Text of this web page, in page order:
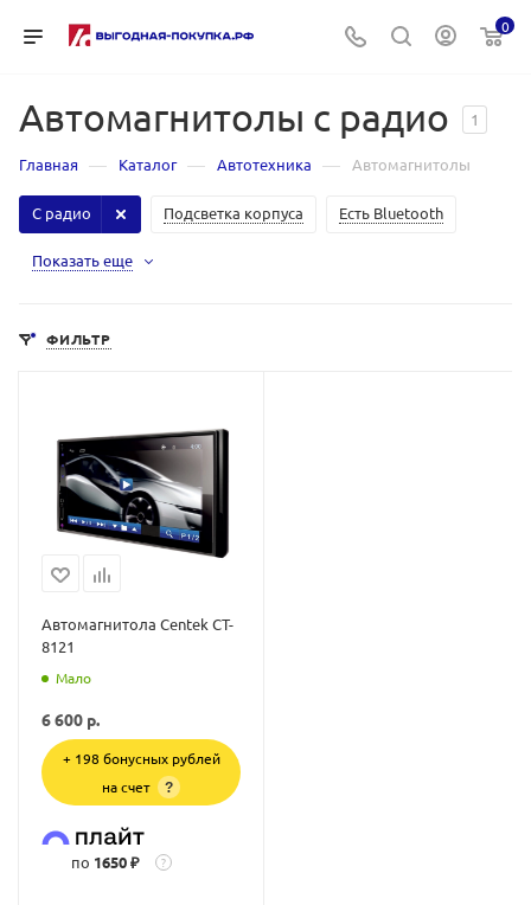
0
Автомагнитолы с радио 1
Главная — Каталог — Автотехника — Автомагнитолы
Подсветка корпуса
С радио Есть Bluetooth
Показать еще
ФИЛЬТР
Автомагнитола Centek CT-
8121
Мало
6 600 р.
+ 198 бонусных рублей
на счет
?
по 1650 ₽ ?